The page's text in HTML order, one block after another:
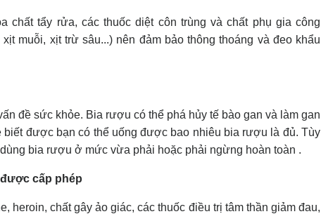
chất tẩy rửa, các thuốc diệt côn trùng và chất phụ gia công
muỗi, xịt trừ sâu...) nên đảm bảo thông thoáng và đeo khẩu
đề sức khỏe. Bia rượu có thể phá hủy tế bào gan và làm gan
được bạn có thể uống được bao nhiêu bia rượu là đủ. Tùy
bia rượu ở mức vừa phải hoặc phải ngừng hoàn toàn .
cấp phép
heroin, chất gây ảo giác, các thuốc điều trị tâm thần giảm đau,